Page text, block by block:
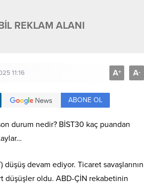
REKLAM ALANI
11:16 A+ A-
ABONE OL
durum nedir? BİST30 kaç puandan
düşüş devam ediyor. Ticaret savaşlarının
düşüşler oldu. ABD-ÇİN rekabetinin